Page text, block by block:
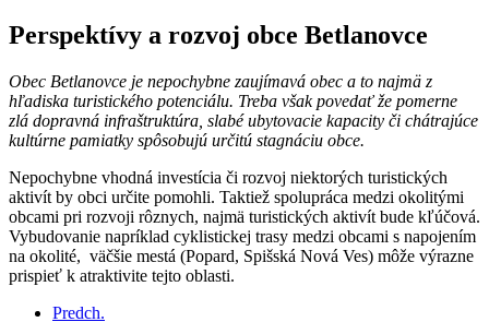
Perspektívy a rozvoj obce Betlanovce
Obec Betlanovce je nepochybne zaujímavá obec a to najmä z
hľadiska turistického potenciálu. Treba však povedať že pomerne
zlá dopravná infraštruktúra, slabé ubytovacie kapacity či chátrajúce
kultúrne pamiatky spôsobujú určitú stagnáciu obce.
Nepochybne vhodná investícia či rozvoj niektorých turistických
aktivít by obci určite pomohli. Taktiež spolupráca medzi okolitými
obcami pri rozvoji rôznych, najmä turistických aktivít bude kľúčová.
Vybudovanie napríklad cyklistickej trasy medzi obcami s napojením
na okolité, väčšie mestá (Popard, Spišská Nová Ves) môže výrazne
prispieť k atraktivite tejto oblasti.
Predch.